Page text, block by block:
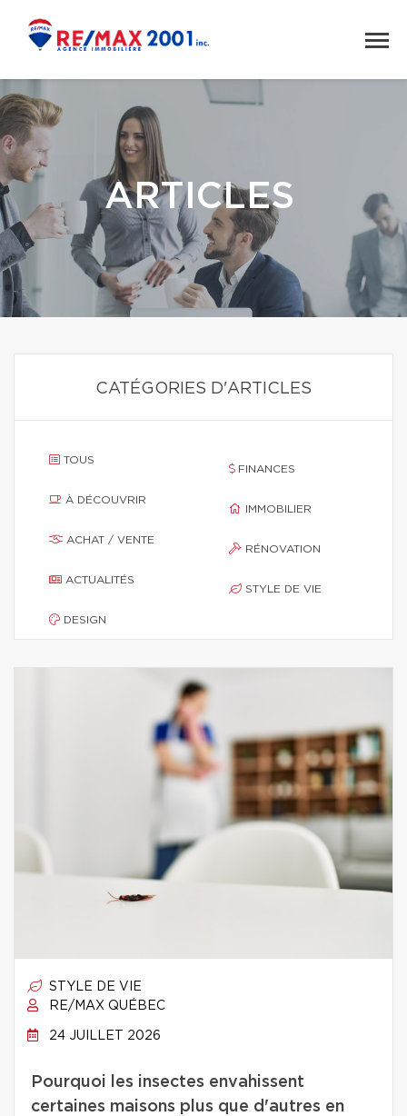
ARTICLES
CATÉGORIES D'ARTICLES
TOUS
À DÉCOUVRIR
ACHAT / VENTE
ACTUALITÉS
DESIGN
FINANCES
IMMOBILIER
RÉNOVATION
STYLE DE VIE
STYLE DE VIE
RE/MAX QUÉBEC
24 JUILLET 2026
Pourquoi les insectes envahissent
certaines maisons plus que d'autres en